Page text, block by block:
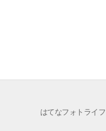
はてなフォトライフ